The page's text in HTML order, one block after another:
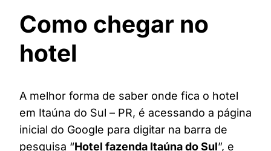
Como chegar no
hotel
A melhor forma de saber onde fica o hotel
em Itaúna do Sul – PR, é acessando a página
inicial do Google para digitar na barra de
pesquisa “Hotel fazenda Itaúna do Sul”, e